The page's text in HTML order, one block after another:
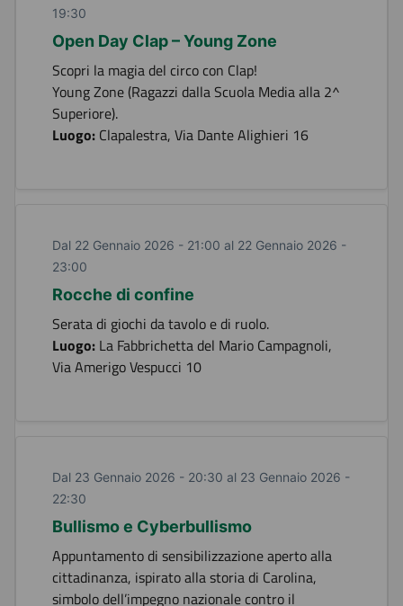
19:30
Open Day Clap – Young Zone
Scopri la magia del circo con Clap!
Young Zone (Ragazzi dalla Scuola Media alla 2^
Superiore).
Luogo: Clapalestra, Via Dante Alighieri 16
Dal 22 Gennaio 2026 - 21:00 al 22 Gennaio 2026 -
23:00
Rocche di confine
Serata di giochi da tavolo e di ruolo.
Luogo: La Fabbrichetta del Mario Campagnoli,
Via Amerigo Vespucci 10
Dal 23 Gennaio 2026 - 20:30 al 23 Gennaio 2026 -
22:30
Bullismo e Cyberbullismo
Appuntamento di sensibilizzazione aperto alla
cittadinanza, ispirato alla storia di Carolina,
simbolo dell’impegno nazionale contro il